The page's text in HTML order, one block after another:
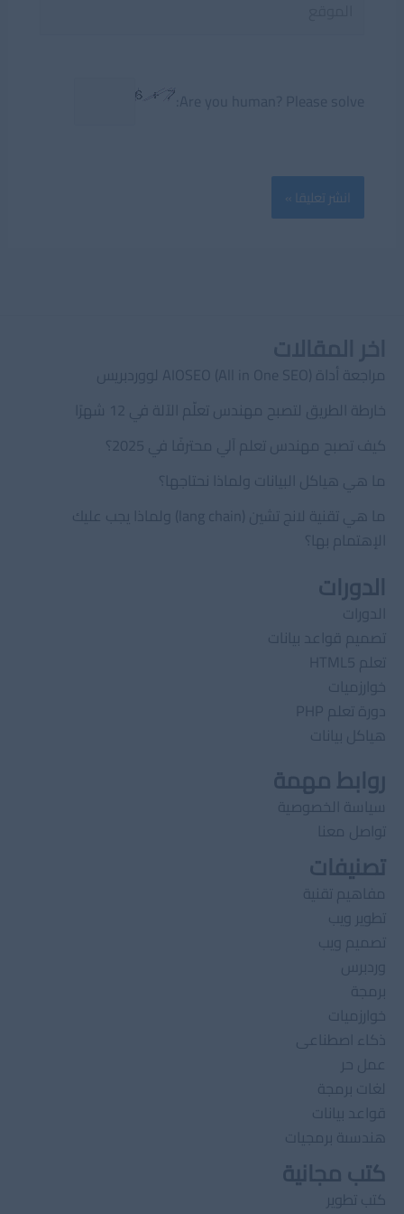
مراجعة أداة AIOSEO (All in One SEO) لووردبريس
خارطة الطريق لتصبح مهندس تعلّم الآلة في 12 شهرًا
كيف تصبح مهندس تعلم آلي محترفًا في 2025؟
ما هي هياكل البيانات ولماذا نحتاجها؟
ما هي تقنية لانج تشين (lang chain) ولماذا يجب عليك
الإهتمام بها؟
الدورات
الدورات
تصميم قواعد بيانات
تعلم HTML5
خوارزميات
دورة تعلم PHP
هياكل بيانات
روابط مهمة
سياسة الخصوصية
تواصل معنا
تصنيفات
مفاهيم تقنية
تطوير ويب
تصميم ويب
وردبرس
برمجة
خوارزميات
ذكاء اصطناعى
عمل حر
لغات برمجة
قواعد بيانات
هندسىة برمجيات
كتب مجانية
كتب تطوير